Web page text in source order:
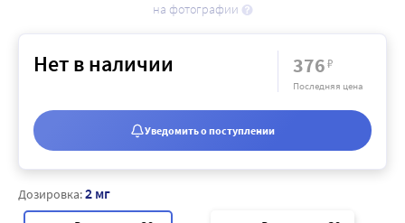
на фотографии
Дозировка:2 мг
Нет в наличии 376₽
Последняя цена
Уведомить о поступлении